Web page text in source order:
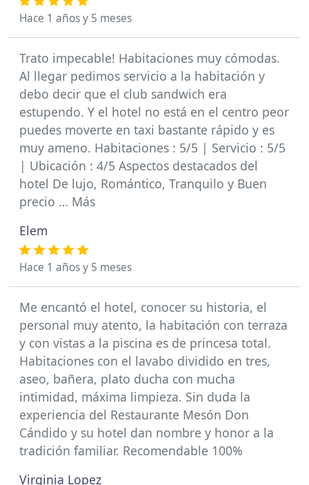
Hace 1 años y 5 meses
Trato impecable! Habitaciones muy cómodas.
Al llegar pedimos servicio a la habitación y
debo decir que el club sandwich era
estupendo. Y el hotel no está en el centro peor
puedes moverte en taxi bastante rápido y es
muy ameno. Habitaciones : 5/5 | Servicio : 5/5
| Ubicación : 4/5 Aspectos destacados del
hotel De lujo, Romántico, Tranquilo y Buen
precio … Más
Elem
Hace 1 años y 5 meses
Me encantó el hotel, conocer su historia, el
personal muy atento, la habitación con terraza
y con vistas a la piscina es de princesa total.
Habitaciones con el lavabo dividido en tres,
aseo, bañera, plato ducha con mucha
intimidad, máxima limpieza. Sin duda la
experiencia del Restaurante Mesón Don
Cándido y su hotel dan nombre y honor a la
tradición familiar. Recomendable 100%
Virginia Lopez